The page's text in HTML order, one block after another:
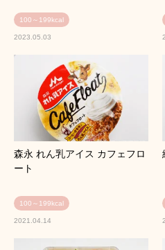
100～199kcal
2023.05.03
森永 れん乳アイス カフェフロ
ート
100～199kcal
2021.04.14